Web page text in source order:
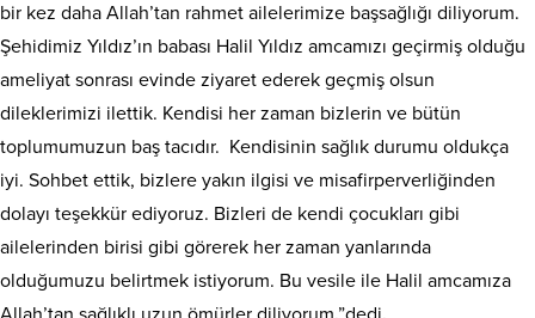
bir kez daha Allah’tan rahmet ailelerimize başsağlığı diliyorum.
Şehidimiz Yıldız’ın babası Halil Yıldız amcamızı geçirmiş olduğu
ameliyat sonrası evinde ziyaret ederek geçmiş olsun
dileklerimizi ilettik. Kendisi her zaman bizlerin ve bütün
toplumumuzun baş tacıdır. Kendisinin sağlık durumu oldukça
iyi. Sohbet ettik, bizlere yakın ilgisi ve misafirperverliğinden
dolayı teşekkür ediyoruz. Bizleri de kendi çocukları gibi
ailelerinden birisi gibi görerek her zaman yanlarında
olduğumuzu belirtmek istiyorum. Bu vesile ile Halil amcamıza